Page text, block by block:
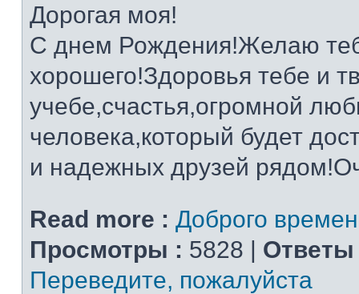
Дорогая моя!
С днем Рождения!Желаю
хорошего!Здоровья тебе и
учебе,счастья,огромной
человека,который будет
и надежных друзей
Read more : Доброго
Просмотры : 5828 | Ответы
Переведите, пожалуйста